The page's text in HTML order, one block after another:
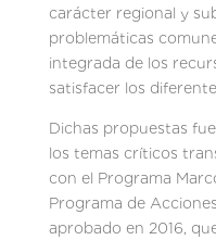
carácter regional y
problemáticas
integrada de los
satisfacer los
Dichas propuestas
los temas críticos
con el Programa
Programa de
aprobado en 2016,